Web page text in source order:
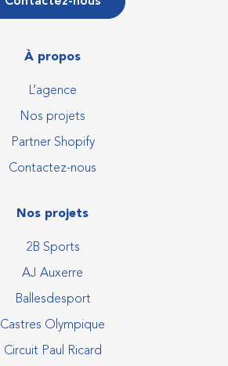
À propos
L’agence
Nos projets
Partner Shopify
Contactez-nous
Nos projets
2B Sports
AJ Auxerre
Ballesdesport
Castres Olympique
Circuit Paul Ricard